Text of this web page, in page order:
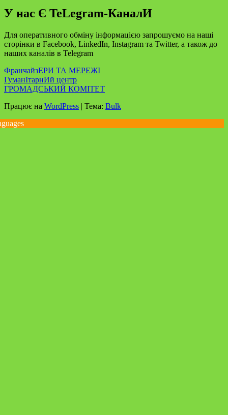
У нас Є TeLegram-КаналИ
Для оперативного обміну інформацією запрошуємо на наші
сторінки в Facebook, LinkedIn, Instagram та Twitter, а також до
наших каналів в Telegram
ФранчайзЕРИ ТА МЕРЕЖІ
ГуманІтарнИй центр
ГРОМАДСЬКИЙ КОМІТЕТ
Працює на WordPress | Тема: Bulk